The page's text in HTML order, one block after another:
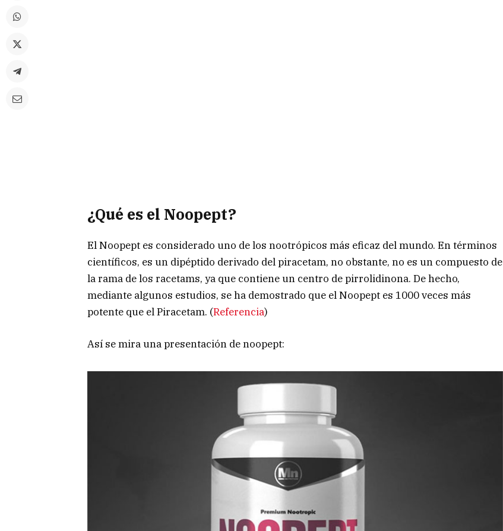
¿Qué es el Noopept?
El Noopept es considerado uno de los nootrópicos más eficaz del mundo. En términos
científicos, es un dipéptido derivado del piracetam, no obstante, no es un compuesto de
la rama de los racetams, ya que contiene un centro de pirrolidinona. De hecho,
mediante algunos estudios, se ha demostrado que el Noopept es 1000 veces más
potente que el Piracetam. (Referencia)
Así se mira una presentación de noopept: